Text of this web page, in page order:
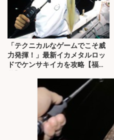
「テクニカルなゲームでこそ威
力発揮！」最新イカメタルロッ
ドでケンサキイカを攻略【福